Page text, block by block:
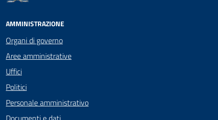
AMMINISTRAZIONE
Organi di governo
Aree amministrative
Uffici
Politici
Personale amministrativo